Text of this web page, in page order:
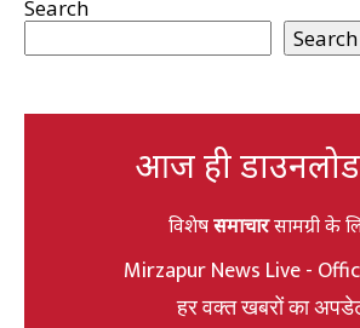
Search
Search
आज ही
विशेषसमाचारसामग्री के
Mirzapur News Live -
हर वक्त खबरों का